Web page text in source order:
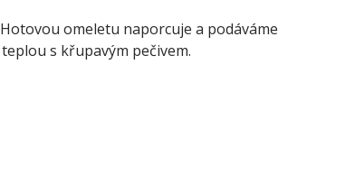
Hotovou omeletu naporcuje a podáváme
teplou s křupavým pečivem.